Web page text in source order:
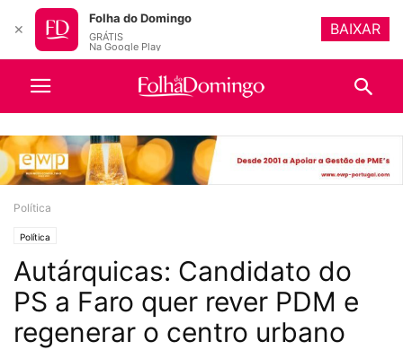
Política
Política
Autárquicas: Candidato do
PS a Faro quer rever PDM e
regenerar o centro urbano
✕
Folha do Domingo
GRÁTIS
Na Google Play
BAIXAR